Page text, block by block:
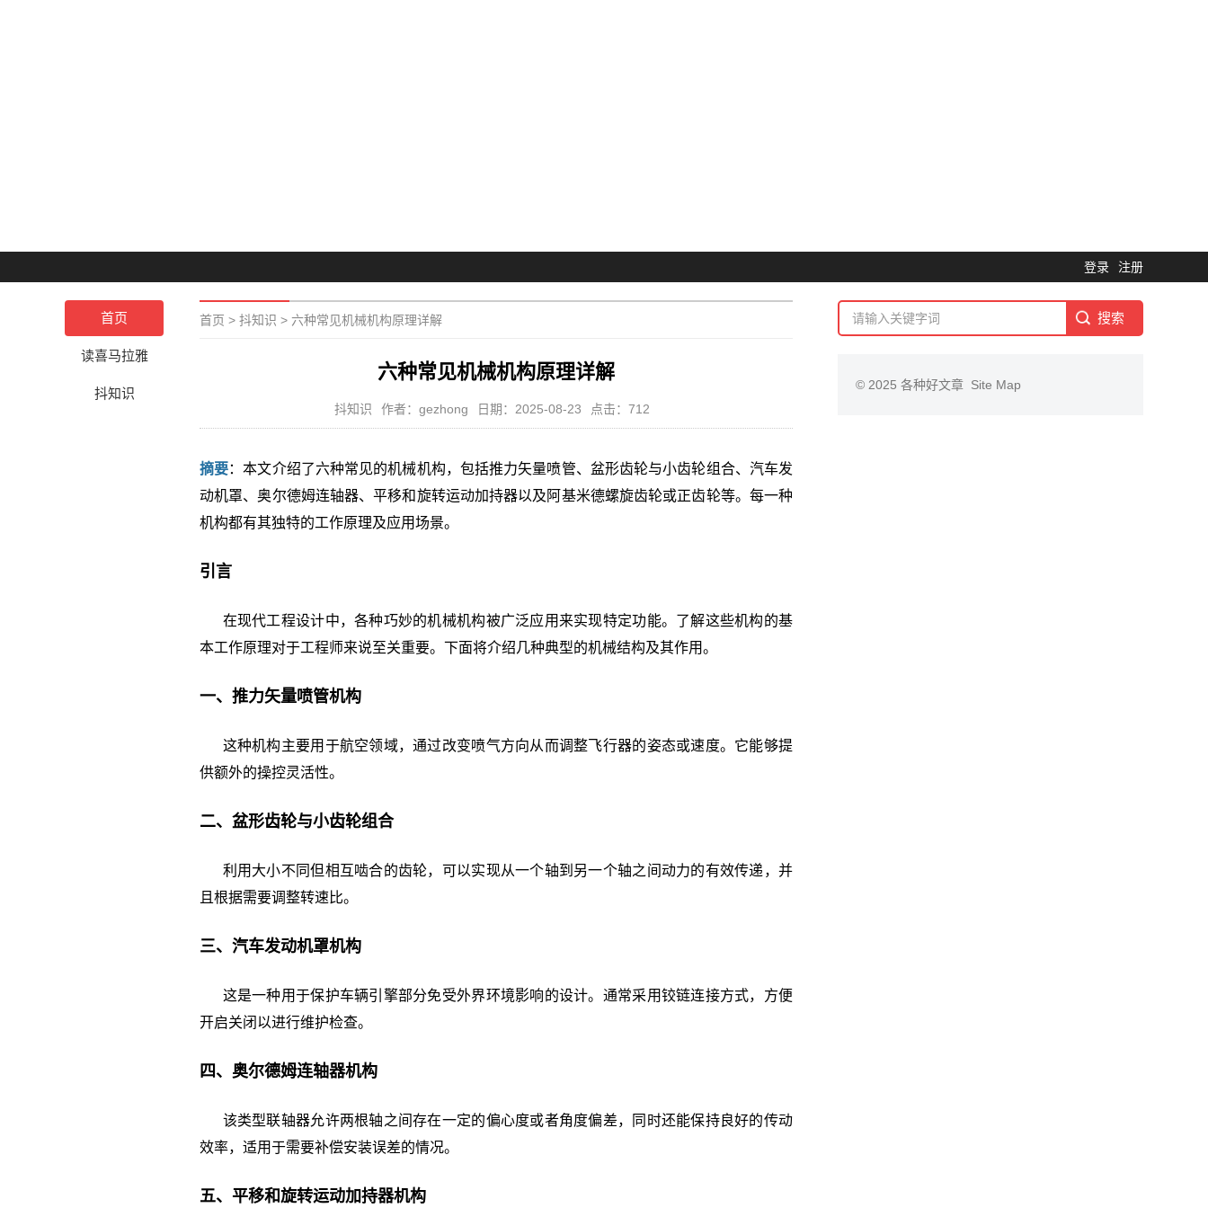
登录 注册
首页
读喜马拉雅
抖知识
首页 > 抖知识 > 六种常见机械机构原理详解
六种常见机械机构原理详解
抖知识 作者：gezhong 日期：2025-08-23 点击：712
摘要：本文介绍了六种常见的机械机构，包括推力矢量喷管、盆形齿轮与小齿轮组合、汽车发
动机罩、奥尔德姆连轴器、平移和旋转运动加持器以及阿基米德螺旋齿轮或正齿轮等。每一种
机构都有其独特的工作原理及应用场景。
引言
在现代工程设计中，各种巧妙的机械机构被广泛应用来实现特定功能。了解这些机构的基
本工作原理对于工程师来说至关重要。下面将介绍几种典型的机械结构及其作用。
一、推力矢量喷管机构
这种机构主要用于航空领域，通过改变喷气方向从而调整飞行器的姿态或速度。它能够提
供额外的操控灵活性。
二、盆形齿轮与小齿轮组合
利用大小不同但相互啮合的齿轮，可以实现从一个轴到另一个轴之间动力的有效传递，并
且根据需要调整转速比。
三、汽车发动机罩机构
这是一种用于保护车辆引擎部分免受外界环境影响的设计。通常采用铰链连接方式，方便
开启关闭以进行维护检查。
四、奥尔德姆连轴器机构
该类型联轴器允许两根轴之间存在一定的偏心度或者角度偏差，同时还能保持良好的传动
效率，适用于需要补偿安装误差的情况。
五、平移和旋转运动加持器机构
© 2025 各种好文章 Site Map